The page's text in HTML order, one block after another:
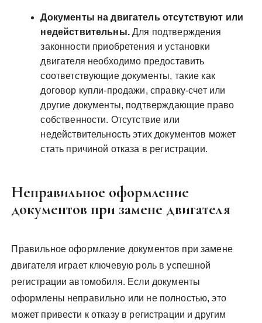
Документы на двигатель отсутствуют или
недействительны.Для подтверждения
законности приобретения и установки
двигателя необходимо предоставить
соответствующие документы, такие как
договор купли-продажи, справку-счет или
другие документы, подтверждающие право
собственности. Отсутствие или
недействительность этих документов может
стать причиной отказа в регистрации.
Неправильное оформление
документов при замене двигателя
Правильное оформление документов при замене
двигателя играет ключевую роль в успешной
регистрации автомобиля. Если документы
оформлены неправильно или не полностью, это
может привести к отказу в регистрации и другим